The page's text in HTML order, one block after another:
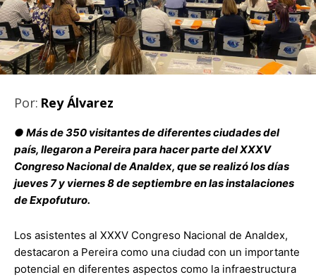
Por: Rey Álvarez
● Más de 350 visitantes de diferentes ciudades del
país, llegaron a Pereira para hacer parte del XXXV
Congreso Nacional de Analdex, que se realizó los días
jueves 7 y viernes 8 de septiembre en las instalaciones
de Expofuturo.
Los asistentes al XXXV Congreso Nacional de Analdex,
destacaron a Pereira como una ciudad con un importante
potencial en diferentes aspectos como la infraestructura